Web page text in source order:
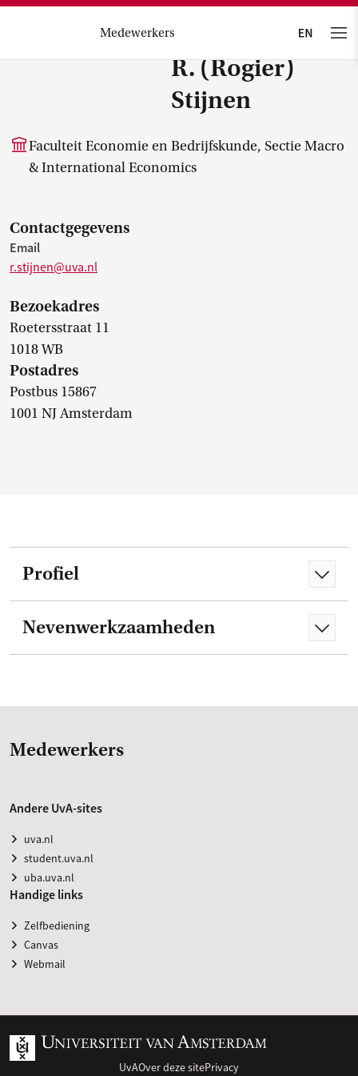
Medewerkers
R. (Rogier)
Stijnen
Faculteit Economie en Bedrijfskunde, Sectie Macro
& International Economics
Contactgegevens
Email
r.stijnen@uva.nl
Bezoekadres
Roetersstraat 11
1018 WB
Postadres
Postbus 15867
1001 NJ Amsterdam
Profiel
Nevenwerkzaamheden
Medewerkers
Andere UvA-sites
uva.nl
student.uva.nl
uba.uva.nl
Handige links
Zelfbediening
Canvas
Webmail
UvAOver deze sitePrivacy